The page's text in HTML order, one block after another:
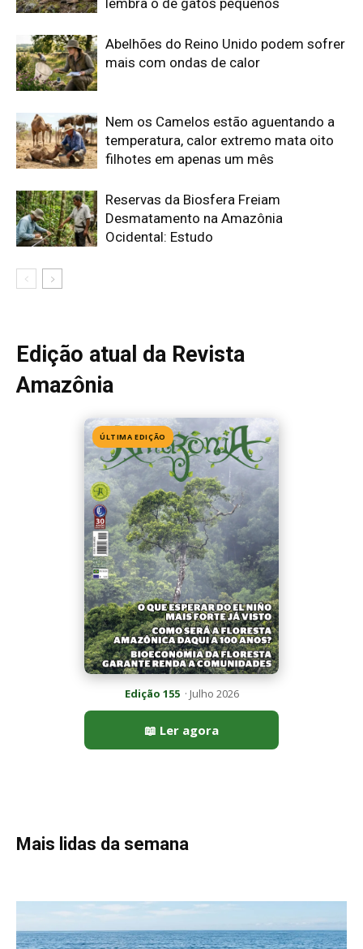
Edição atual da Revista
Amazônia
Edição 155· Julho 2026
📖 Ler agora
Mais lidas da semana
Peixe-lua emerge horizontalmente na superfície oceânica para
permitir que aves marinhas removam ectoparasitas